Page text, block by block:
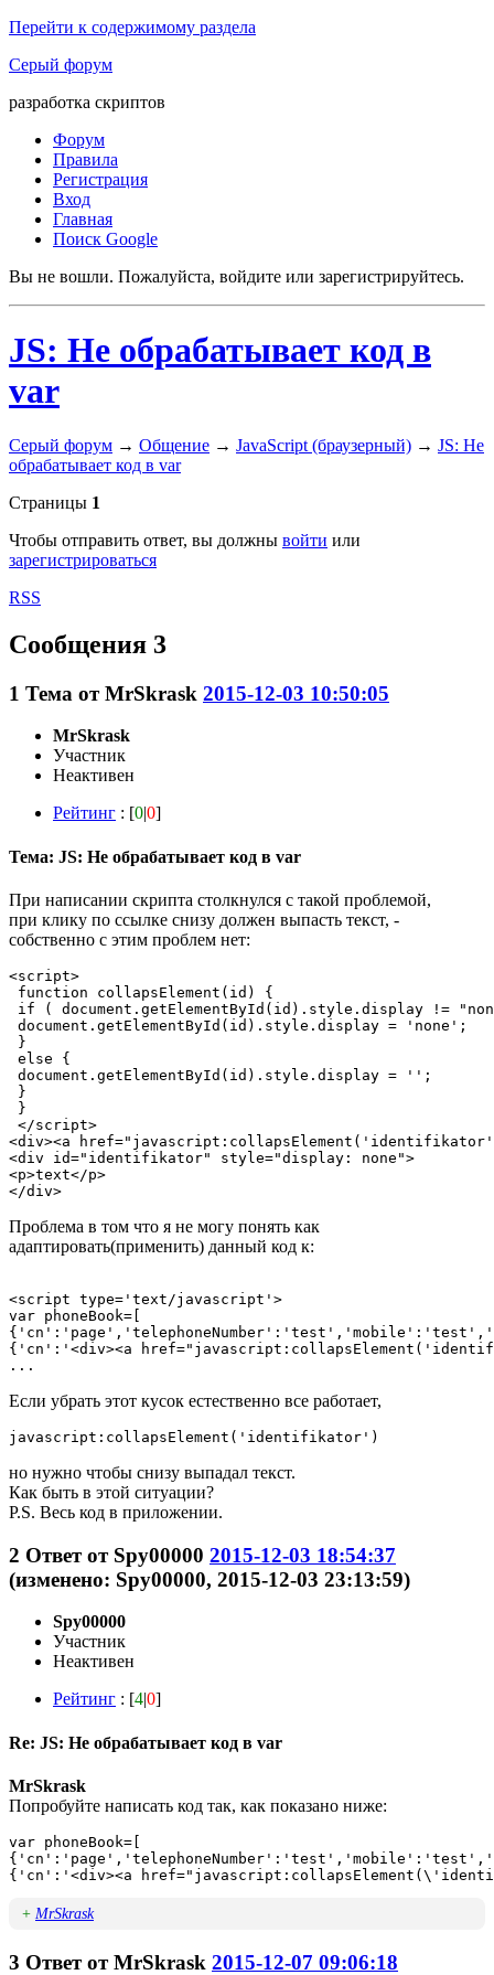
Перейти к содержимому раздела
Серый форум
разработка скриптов
Форум
Правила
Регистрация
Вход
Главная
Поиск Google
Вы не вошли. Пожалуйста, войдите или зарегистрируйтесь.
JS: Не обрабатывает код в
var
Серый форум → Общение → JavaScript (браузерный) → JS: Не
обрабатывает код в var
Страницы 1
Чтобы отправить ответ, вы должны войти или
зарегистрироваться
RSS
Сообщения 3
1 Тема отMrSkrask 2015-12-03 10:50:05
MrSkrask
Участник
Неактивен
Рейтинг : [0|0]
Тема: JS: Не обрабатывает код в var
При написании скрипта столкнулся с такой проблемой,
при клику по ссылке снизу должен выпасть текст, -
собственно с этим проблем нет:
<script>
function collapsElement(id) {
if ( document.getElementById(id).style.display !=
document.getElementById(id).style.display = 'none';
}
else {
document.getElementById(id).style.display = '';
}
}
</script>
<div><a
<div id="identifikator" style="display: none">
<p>text</p>
Проблема в том что я не могу понять как
адаптировать(применить) данный код к:
<script type='text/javascript'>
var phoneBook=[
{'cn':'<div><a
...
Если убрать этот кусок естественно все работает,
javascript:collapsElement('identifikator')
но нужно чтобы снизу выпадал текст.
Как быть в этой ситуации?
P.S. Весь код в приложении.
2 Ответ от Spy00000 2015-12-03 18:54:37
(изменено: Spy00000, 2015-12-03 23:13:59)
Spy00000
Участник
Неактивен
Рейтинг : [4|0]
Re: JS: Не обрабатывает код в var
MrSkrask
Попробуйте написать код так, как показано ниже:
var phoneBook=[
{'cn':'<div><a
+ MrSkrask
3 Ответ отMrSkrask 2015-12-07 09:06:18